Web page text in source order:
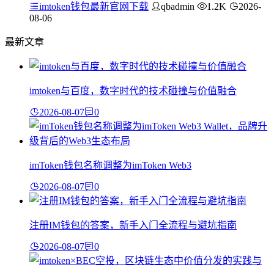
imtoken钱包最新官网下载 qbadmin 1.2K
2026-
08-06
最新文章
imtoken与百度，数字时代的技术碰撞与价值融合
2026-08-07 0
imToken钱包名称调整为imToken Web3
2026-08-07 0
注册IM钱包的答案，新手入门全流程与避坑指南
2026-08-07 0